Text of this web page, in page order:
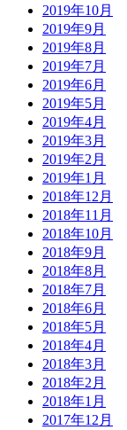
2019年10月
2019年9月
2019年8月
2019年7月
2019年6月
2019年5月
2019年4月
2019年3月
2019年2月
2019年1月
2018年12月
2018年11月
2018年10月
2018年9月
2018年8月
2018年7月
2018年6月
2018年5月
2018年4月
2018年3月
2018年2月
2018年1月
2017年12月